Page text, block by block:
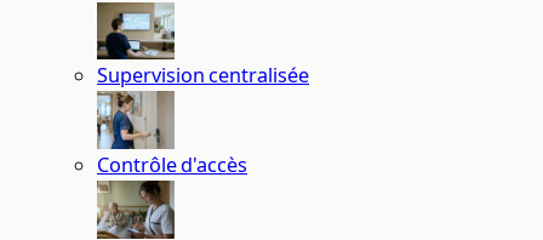
Supervision centralisée
Contrôle d'accès